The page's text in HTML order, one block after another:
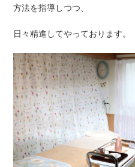
方法を指導しつつ、
日々精進してやっております。